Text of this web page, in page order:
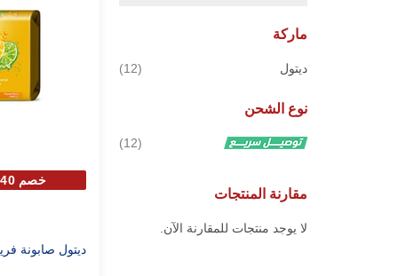
خصم 40% علي الحبة الثانية
ديتول صابونة فريش
ماركة
ديتول 12قطع
نوع الشحن
12قطع
مقارنة المنتجات
لا يوجد منتجات للمقارنة الآن.